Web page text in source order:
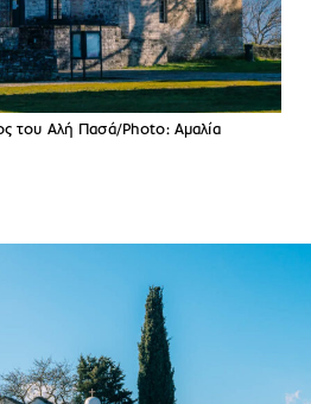
του Αλή Πασά/Photo: Αμαλία